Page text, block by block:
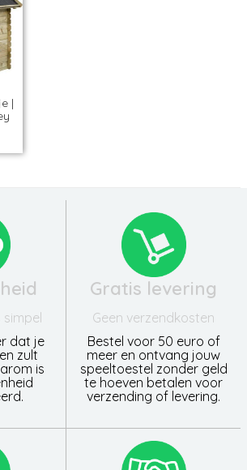
|
simpel
dat je
zult
is
Gratis levering
Geen verzendkosten
Bestel voor 50 euro of
meer en ontvang jouw
speeltoestel zonder geld
te hoeven betalen voor
verzending of levering.